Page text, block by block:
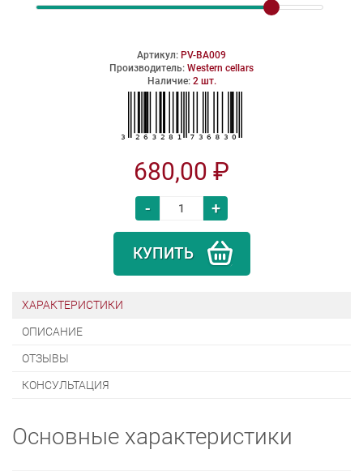
Артикул: PV-ВА009
Производитель: Western cellars
Наличие: 2 шт.
680,00 ₽
- +
КУПИТЬ
ХАРАКТЕРИСТИКИ
ОПИСАНИЕ
ОТЗЫВЫ
КОНСУЛЬТАЦИЯ
Основные характеристики